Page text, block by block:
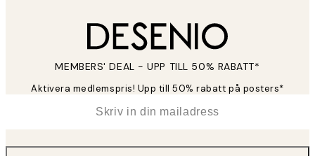
MEMBERS' DEAL - UPP TILL 50% RABATT*
Aktivera medlemspris! Upp till 50% rabatt på posters*